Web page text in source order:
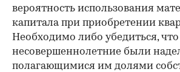
вероятность использования
капитала при приобретении
Необходимо либо убедиться, что
несовершеннолетние были
полагающимися им долями